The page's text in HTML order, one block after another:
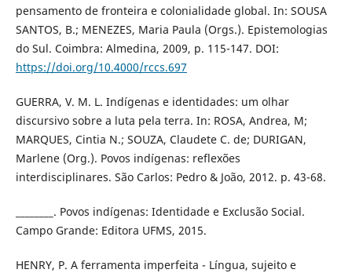
pensamento de fronteira e colonialidade global. In: SOUSA
SANTOS, B.; MENEZES, Maria Paula (Orgs.). Epistemologias
do Sul. Coimbra: Almedina, 2009, p. 115-147. DOI:
https://doi.org/10.4000/rccs.697
GUERRA, V. M. L. Indígenas e identidades: um olhar
discursivo sobre a luta pela terra. In: ROSA, Andrea, M;
MARQUES, Cintia N.; SOUZA, Claudete C. de; DURIGAN,
Marlene (Org.). Povos indígenas: reflexões
interdisciplinares. São Carlos: Pedro & João, 2012. p. 43-68.
________. Povos indígenas: Identidade e Exclusão Social.
Campo Grande: Editora UFMS, 2015.
HENRY, P. A ferramenta imperfeita - Língua, sujeito e